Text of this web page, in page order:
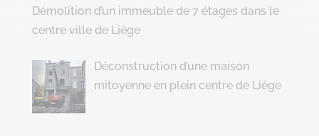
Démolition d’un immeuble de 7 étages dans le
centre ville de Liège
Déconstruction d’une maison
mitoyenne en plein centre de Liège